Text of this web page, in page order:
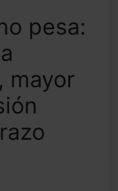
pesa:
mayor